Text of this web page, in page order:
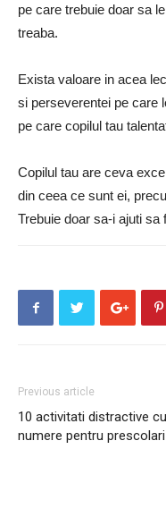
pe care trebuie doar sa
treaba.
Exista valoare in acea
si perseverentei pe care
pe care copilul tau
Copilul tau are ceva
din ceea ce sunt ei,
Trebuie doar sa-i ajuti sa
Previous article
10 activitati distractive cu
numere pentru prescolari